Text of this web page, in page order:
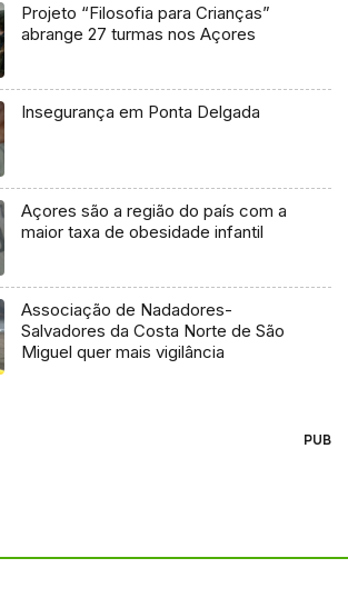
Projeto “Filosofia para Crianças”
abrange 27 turmas nos Açores
Insegurança em Ponta Delgada
Açores são a região do país com a
maior taxa de obesidade infantil
Associação de Nadadores-
Salvadores da Costa Norte de São
Miguel quer mais vigilância
PUB